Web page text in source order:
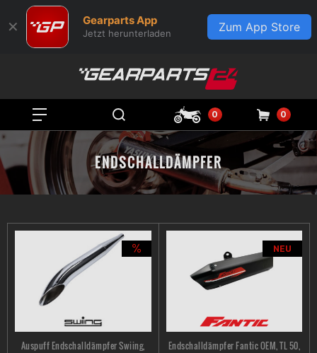
✕ Gearparts App
Jetzt herunterladen Zum App Store
0 0
ENDSCHALLDÄMPFER
Auspuff Endschalldämpfer Swiing,
NEU
Endschalldämpfer Fantic OEM, TL 50,